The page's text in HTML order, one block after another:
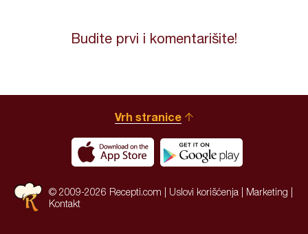
Budite prvi i komentarišite!
Vrh stranice
© 2009-2026 Recepti.com | Uslovi korišćenja Marketing
Kontakt